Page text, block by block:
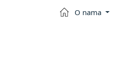
O nama